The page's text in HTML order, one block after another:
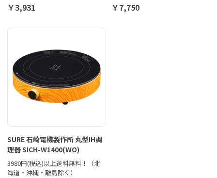
￥3,931 ￥7,750
SURE 石崎電機製作所 丸型IH調
理器 SICH-W1400(WO)
3980円(税込)以上送料無料！（北
海道・沖縄・離島除く）